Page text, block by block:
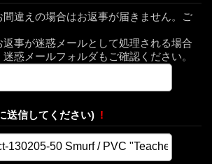
間違えの場合はお返事が届きません。ご
返事が迷惑メールとして処理される場合
惑メールフォルダもご確認ください。
送信してください) !